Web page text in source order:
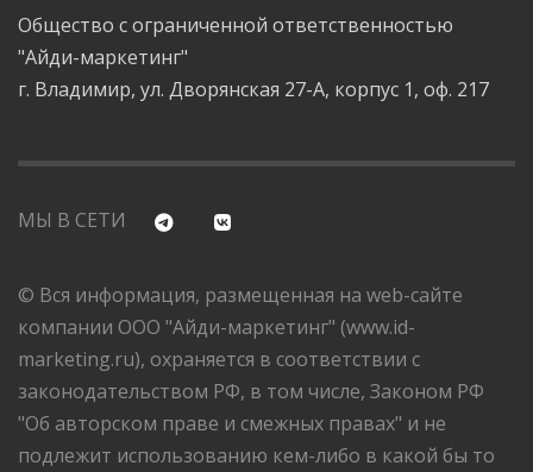
Общество с ограниченной ответственностью
"Айди-маркетинг"
г. Владимир, ул. Дворянская 27-А, корпус 1, оф. 217
МЫ В СЕТИ
© Вся информация, размещенная на web-сайте
компании ООО "Айди-маркетинг" (www.id-
marketing.ru), охраняется в соответствии с
законодательством РФ, в том числе, Законом РФ
"Об авторском праве и смежных правах" и не
подлежит использованию кем-либо в какой бы то